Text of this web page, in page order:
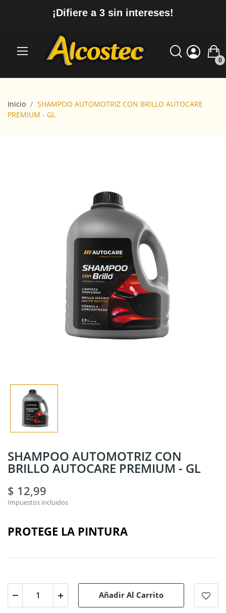
¡Difiere a 3 sin intereses!
0
Inicio
SHAMPOO AUTOMOTRIZ CON BRILLO AUTOCARE
PREMIUM - GL
SHAMPOO AUTOMOTRIZ CON
BRILLO AUTOCARE PREMIUM - GL
$ 12,99
Impuestos incluidos
PROTEGE LA PINTURA
Añadir Al Carrito